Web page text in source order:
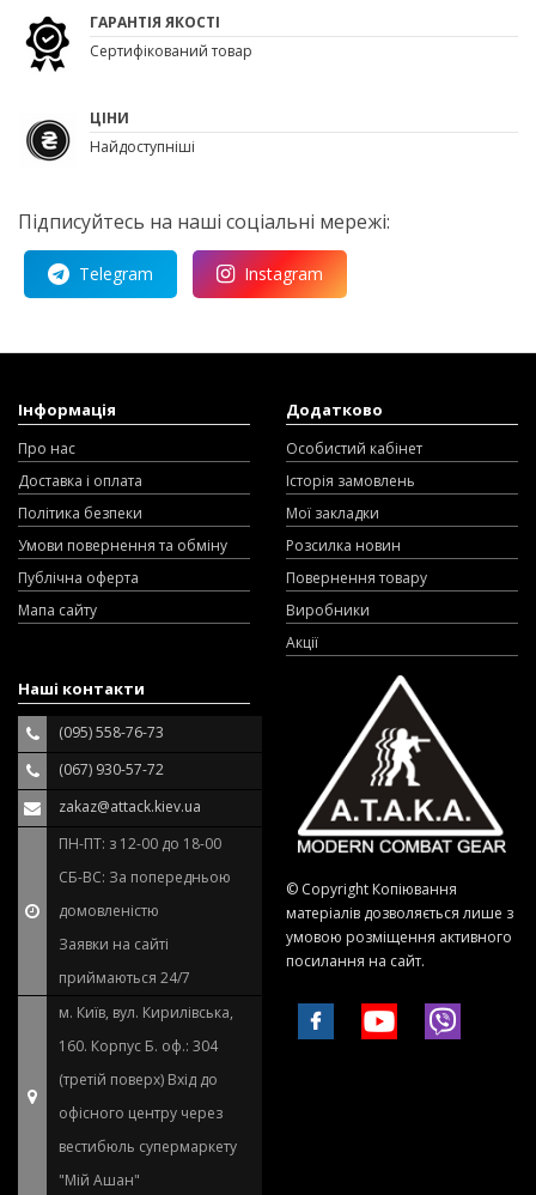
ГАРАНТІЯ ЯКОСТІ
Сертифікований товар
ЦІНИ
Найдоступніші
Підписуйтесь на наші соціальні мережі:
Telegram Instagram
Інформація
Про нас
Доставка і оплата
Політика безпеки
Умови повернення та обміну
Публічна оферта
Мапа сайту
Додатково
Особистий кабінет
Історія замовлень
Мої закладки
Розсилка новин
Повернення товару
Виробники
Акції
Наші контакти
(095) 558-76-73
(067) 930-57-72
zakaz@attack.kiev.ua
ПН-ПТ: з 12-00 до 18-00
СБ-ВС: За попередньою
домовленістю
Заявки на сайті
приймаються 24/7
м. Київ, вул. Кирилівська,
160. Корпус Б. оф.: 304
(третій поверх) Вхід до
офісного центру через
вестибюль супермаркету
"Мій Ашан"
© Copyright Копіювання
матеріалів дозволяється лише з
умовою розміщення активного
посилання на сайт.